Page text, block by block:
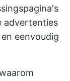
advertenties
eenvoudig